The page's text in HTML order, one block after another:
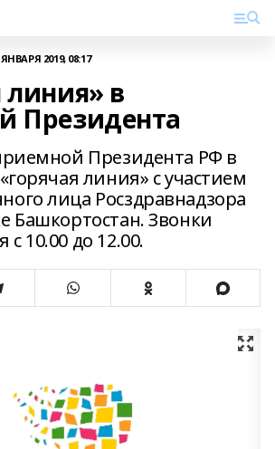
2019, 08:17
линия» в
Президента
Президента РФ в
линия» с участием
лица Росздравнадзора
Башкортостан. Звонки
10.00 до 12.00.